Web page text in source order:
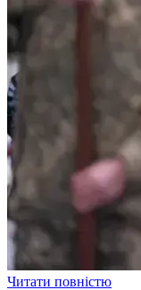
Читати повністю